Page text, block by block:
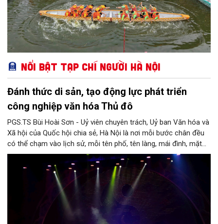
Nổi bật Tạp chí Người Hà Nội
Đánh thức di sản, tạo động lực phát triển
công nghiệp văn hóa Thủ đô
PGS.TS Bùi Hoài Sơn - Uỷ viên chuyên trách, Uỷ ban Văn hóa và
Xã hội của Quốc hội chia sẻ, Hà Nội là nơi mỗi bước chân đều
có thể chạm vào lịch sử, mỗi tên phố, tên làng, mái đình, mặt
hồ, nếp nhà, câu hát, món ăn, làn điệu, nghề thủ công đều có
thể kể một câu chuyện về chiều sâu văn hiến của dân tộc.
Nhưng trong kỷ nguyên mới, câu hỏi đặt ra không chỉ Hà Nội có
bao nhiêu di sản, bao nhiêu văn nghệ sĩ, trí thức, không gian ký
ức, mà là làm thế nào để những giá trị ấy trở thành nguồn lực
phát triển, thành sức mạnh mềm, thành động lực sáng tạo,
thành năng lực cạnh tranh của Thủ đô.